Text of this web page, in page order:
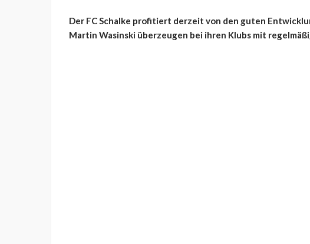
Der FC Schalke profitiert derzeit von den guten
Martin Wasinski überzeugen bei ihren Klubs mit